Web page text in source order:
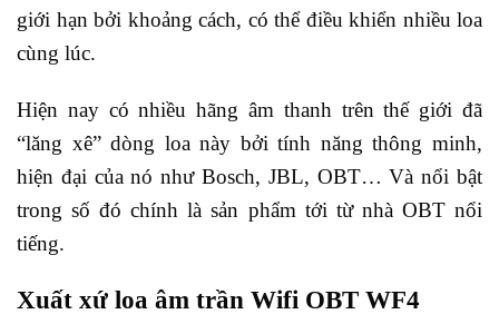
giới hạn bởi khoảng cách, có thể điều khiển nhiều loa
cùng lúc.
Hiện nay có nhiều hãng âm thanh trên thế giới đã
“lăng xê” dòng loa này bởi tính năng thông minh,
hiện đại của nó như Bosch, JBL, OBT… Và nổi bật
trong số đó chính là sản phẩm tới từ nhà OBT nổi
tiếng.
Xuất xứ loa âm trần Wifi OBT WF4